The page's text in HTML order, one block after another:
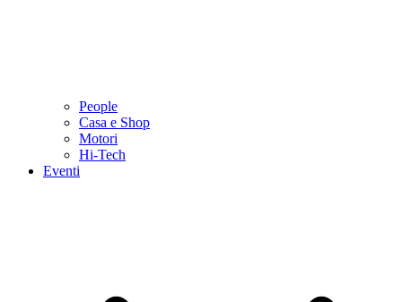
People
Casa e Shop
Motori
Hi-Tech
Eventi